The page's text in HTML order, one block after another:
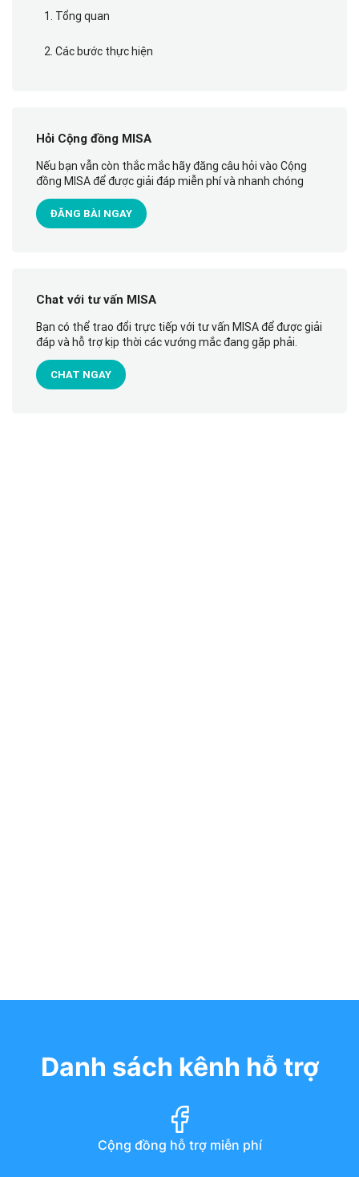
1. Tổng quan
2. Các bước thực hiện
Hỏi Cộng đồng MISA
Nếu bạn vẫn còn thắc mắc hãy đăng câu hỏi vào Cộng
đồng MISA để được giải đáp miễn phí và nhanh chóng
ĐĂNG BÀI NGAY
Chat với tư vấn MISA
Bạn có thể trao đổi trực tiếp với tư vấn MISA để được giải
đáp và hỗ trợ kịp thời các vướng mắc đang gặp phải.
CHAT NGAY
Danh sách kênh hỗ trợ
Cộng đồng hỗ trợ miễn phí